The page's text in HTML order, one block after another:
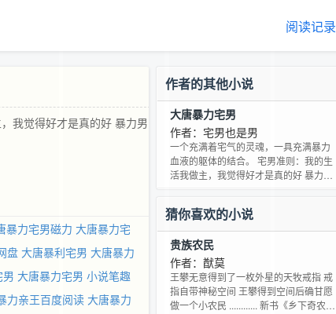
阅读记录
我觉得好才是真的好 暴力男
暴力宅男磁力 大唐暴力宅
盘 大唐暴利宅男 大唐暴力
大唐暴力宅男 小说笔趣
力亲王百度阅读 大唐暴力
作者的其他小说
大唐暴力宅男
作者：宅男也是男
一个充满着宅气的灵魂，一具充满暴力
血液的躯体的结合。 宅男准则：我的生
活我做主，我觉得好才是真的好 暴力男
猜你喜欢的小说
贵族农民
作者：猷莫
王攀无意得到了一枚外星的天牧戒指 戒
指自带神秘空间 王攀得到空间后确甘愿
做一个小农民 ............ 新书《乡下奇农》